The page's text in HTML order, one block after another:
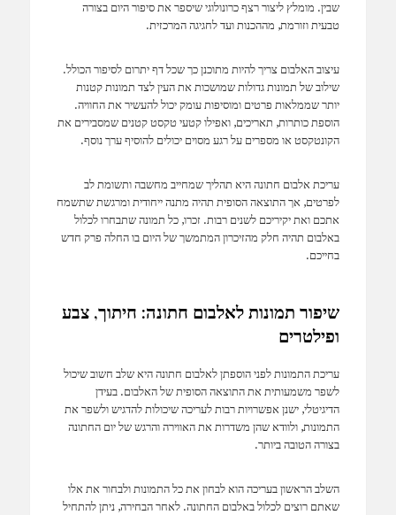
שבין. מומלץ ליצור רצף כרונולוגי שיספר את סיפור היום בצורה
טבעית וזורמת, מההכנות ועד לחגיגה המרכזית.
עיצוב האלבום צריך להיות מתוכנן כך שכל דף יתרום לסיפור הכולל.
שילוב של תמונות גדולות שמושכות את העין לצד תמונות קטנות
יותר שממלאות פרטים ומוסיפות עומק יכול להעשיר את החוויה.
הוספת כותרות, תאריכים, ואפילו קטעי טקסט קטנים שמסבירים את
הקונטקסט או מספרים על רגע מסוים יכולים להוסיף ערך נוסף.
עריכת אלבום חתונה היא תהליך שמחייב מחשבה ותשומת לב
לפרטים, אך התוצאה הסופית תהיה מתנה ייחודית ומרגשת שתשמח
אתכם ואת יקיריכם לשנים רבות. זכרו, כל תמונה שתבחרו לכלול
באלבום תהיה חלק מהזיכרון המתמשך של היום בו החלה פרק חדש
בחייכם.
שיפור תמונות לאלבום חתונה: חיתוך, צבע
ופילטרים
עריכת התמונות לפני הוספתן לאלבום חתונה היא שלב חשוב שיכול
לשפר משמעותית את התוצאה הסופית של האלבום. בעידן
הדיגיטלי, ישנן אפשרויות רבות לעריכה שיכולות להדגיש ולשפר את
התמונות, ולוודא שהן משדרות את האווירה והרגש של יום החתונה
בצורה הטובה ביותר.
השלב הראשון בעריכה הוא לבחון את כל התמונות ולבחור את אלו
שאתם רוצים לכלול באלבום החתונה. לאחר הבחירה, ניתן להתחיל